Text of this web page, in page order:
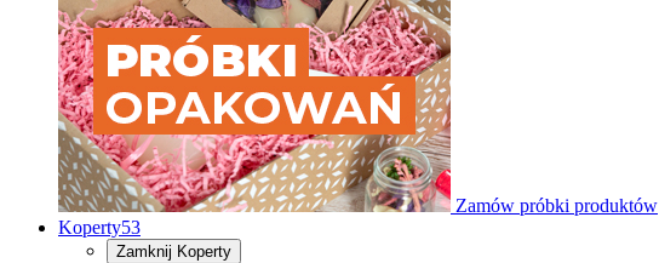
Zamów próbki produktów
Koperty53
Zamknij Koperty